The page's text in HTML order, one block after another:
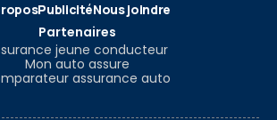
PublicitéNous joindre
Partenaires
jeune conducteur
Mon auto assure
assurance auto